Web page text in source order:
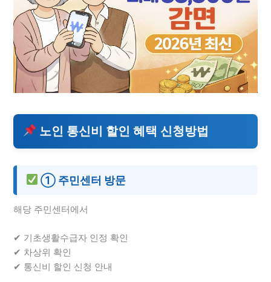
노인 통신비 할인 혜택 신청방법
① 주민센터 방문
해당 주민센터에서
✔ 기초생활수급자 인정 확인
✔ 차상위 확인
✔ 통신비 할인 신청 안내